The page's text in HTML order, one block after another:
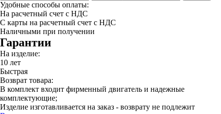
Удобные способы оплаты:
На расчетный счет с НДС
С карты на расчетный счет с НДС
Наличными при получении
Гарантии
На изделие:
10 лет
Быстрая
Возврат товара:
В комплект входит фирменный двигатель и надежные
комплектующие;
Изделие изготавливается на заказ - возврату не подлежит